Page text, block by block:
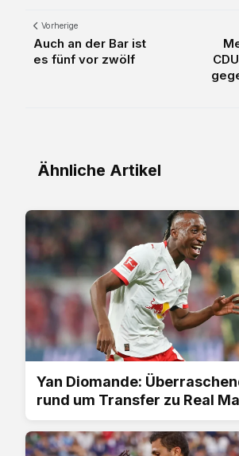
Vorherige
Auch an der Bar ist
es fünf vor zwölf
Ähnliche Artikel
Yan Diomande:
rund um Transfer zu Real